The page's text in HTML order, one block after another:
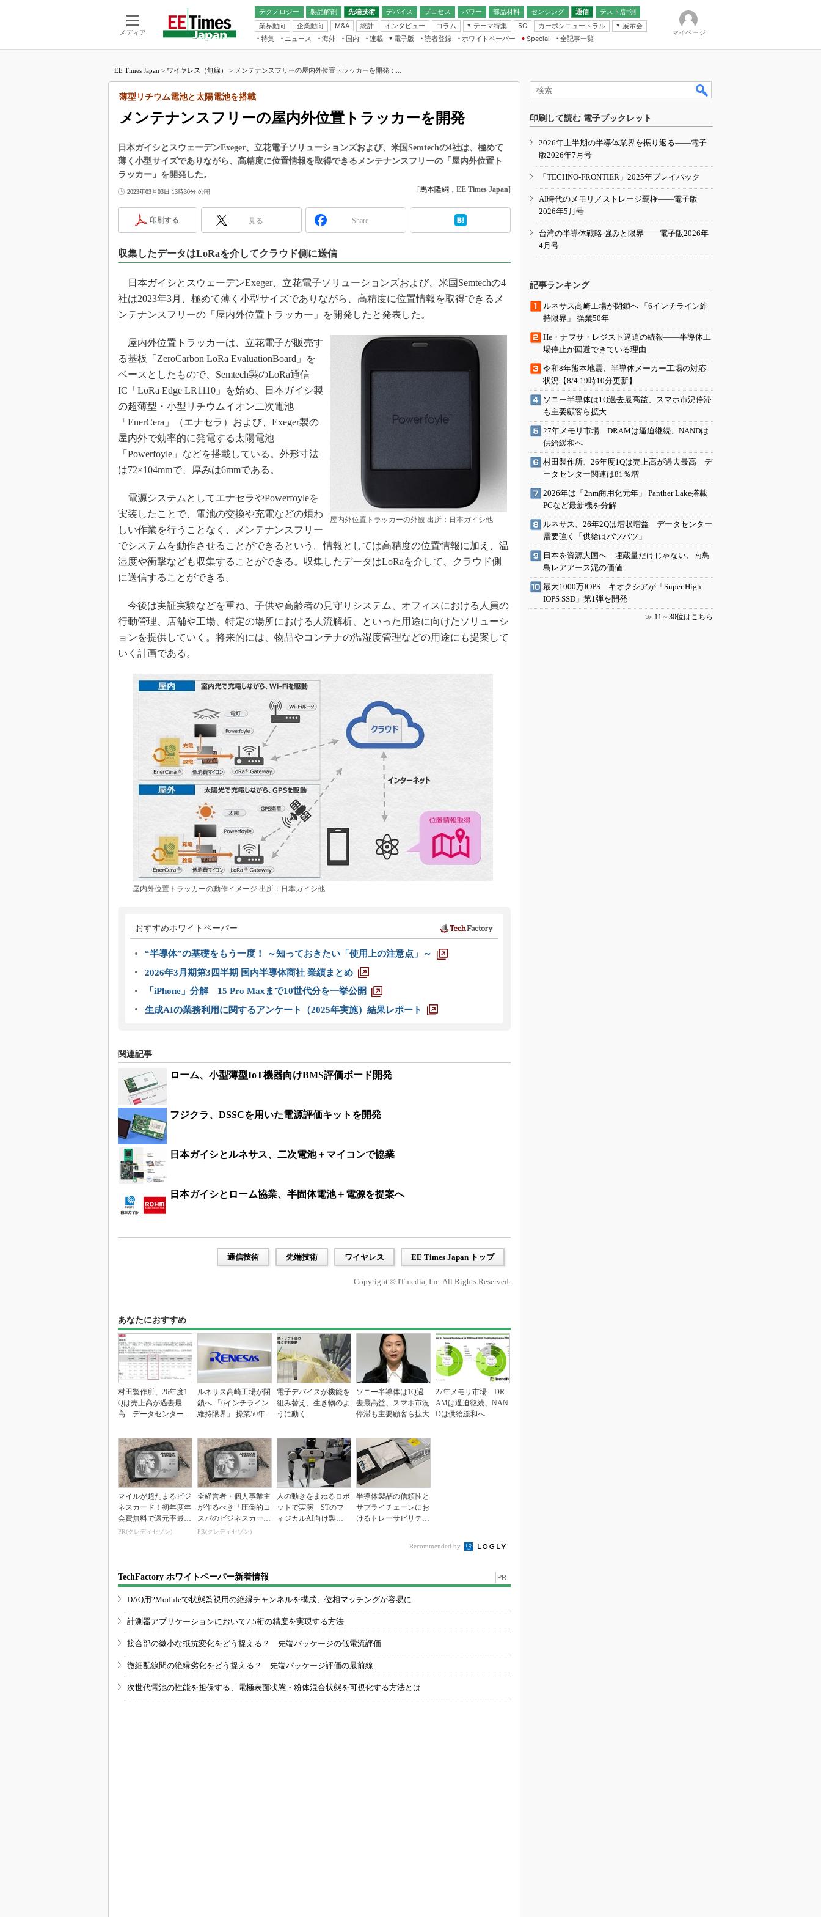
メディア
テクノロジー 製品解剖
先端技術
電池／エネルギー
デバイス
アナログ
マイコン
プロセス パワー 部品材料 センシング
通信
無線
テスト/計測
業界動向
企業動向 M&A 統計 インタビュー コラム
テーマ特集
フィジカルAI
読者調査（EE Times Research）
エレクトロニクス入門（EDN
5G カーボンニュートラル
展示会
IoT・エッジコンピューティング
EXPO
TECHNO-FRONTIER
人とくるま展
特集 ニュース 海外 国内
連載
福田昭のデバイス通信
湯之上隆のナノフォーカス
大山聡の業界スコープ
リタイア直前エンジニアの社会人大
学漂流記
この10年で起こったこと、次の10年
製品分解で探るアジアの新トレンド
光伝送技術を知る
“異端児エンジニア”が仕掛けた社内
改革、執念の180日
JASA発IoT通信
IHSアナリスト「未来展望」
ための新行動論
電子版
電子ブックレット
読者登録 ホワイトペーパー
Special
全記事一覧
マイページ
EE Times Japan > ワイヤレス（無線） > メンテナンスフリーの屋内外位置トラッカーを開発：...
メンテナンスフリーの屋内外位置トラッカーを開発
薄型リチウム電池と太陽電池を搭載
日本ガイシとスウェーデンExeger、立花電子ソリューションズおよび、米国Semtechの4社は、極めて
薄く小型サイズでありながら、高精度に位置情報を取得できるメンテナンスフリーの「屋内外位置ト
ラッカー」を開発した。
2023年03月03日 13時30分 公開 [馬本隆綱 ， EE Times Japan]
印刷する 見る Share
収集したデータはLoRaを介してクラウド側に送信
日本ガイシとスウェーデンExeger、立花電子ソリューションズおよび、米国Semtechの4
社は2023年3月、極めて薄く小型サイズでありながら、高精度に位置情報を取得できるメ
ンテナンスフリーの「屋内外位置トラッカー」を開発したと発表した。
屋内外位置トラッカーの外観 出所：日本ガイシ他
屋内外位置トラッカーは、立花電子が販売す
る基板「ZeroCarbon LoRa EvaluationBoard」を
ベースとしたもので、Semtech製のLoRa通信
IC「LoRa Edge LR1110」を始め、日本ガイシ製
の超薄型・小型リチウムイオン二次電池
「EnerCera」（エナセラ）および、Exeger製の
屋内外で効率的に発電する太陽電池
「Powerfoyle」などを搭載している。外形寸法
は72×104mmで、厚みは6mmである。
電源システムとしてエナセラやPowerfoyleを
実装したことで、電池の交換や充電などの煩わ
しい作業を行うことなく、メンテナンスフリー
でシステムを動作させることができるという。情報としては高精度の位置情報に加え、温
湿度や衝撃なども収集することができる。収集したデータはLoRaを介して、クラウド側
に送信することができる。
今後は実証実験などを重ね、子供や高齢者の見守りシステム、オフィスにおける人員の
行動管理、店舗や工場、特定の場所における人流解析、といった用途に向けたソリューシ
ョンを提供していく。将来的には、物品やコンテナの温湿度管理などの用途にも提案して
いく計画である。
屋内外位置トラッカーの動作イメージ 出所：日本ガイシ他
おすすめホワイトペーパー
“半導体”の基礎をもう一度！ ～知っておきたい「使用上の注意点」～
2026年3月期第3四半期 国内半導体商社 業績まとめ
「iPhone」分解 15 Pro Maxまで10世代分を一挙公開
生成AIの業務利用に関するアンケート（2025年実施）結果レポート
関連記事
ローム、小型薄型IoT機器向けBMS評価ボード開発
フジクラ、DSSCを用いた電源評価キットを開発
日本ガイシとルネサス、二次電池＋マイコンで協業
日本ガイシとローム協業、半固体電池＋電源を提案へ
通信技術 先端技術 ワイヤレス EE Times Japan トップ
Copyright © ITmedia, Inc. All Rights Reserved.
あなたにおすすめ
村田製作所、26年度1
Qは売上高が過去最
高 データセンター関
ルネサス高崎工場が閉
鎖へ 「6インチライン
維持限界」 操業50年
電子デバイスが機能を
組み替え、生き物のよ
うに動く
ソニー半導体は1Q過
去最高益、スマホ市況
停滞も主要顧客ら拡大
27年メモリ市場 DR
AMは逼迫継続、NAN
Dは供給緩和へ
マイルが超たまるビジ
ネスカード！初年度年
会費無料で還元率最大
1.125%
PR(クレディセゾン)
全経営者・個人事業主
が作るべき「圧倒的コ
スパのビジネスカー
ド」
PR(クレディセゾン)
人の動きをまねるロボ
ットで実演 STのフ
ィジカルAI向け製品
半導体製品の信頼性と
サプライチェーンにお
けるトレーサビリティ
Recommended by
TechFactory ホワイトペーパー新着情報 PR
DAQ用?Moduleで状態監視用の絶縁チャンネルを構成、位相マッチングが容易に
計測器アプリケーションにおいて7.5桁の精度を実現する方法
接合部の微小な抵抗変化をどう捉える？ 先端パッケージの低電流評価
微細配線間の絶縁劣化をどう捉える？ 先端パッケージ評価の最前線
次世代電池の性能を担保する、電極表面状態・粉体混合状態を可視化する方法とは
印刷して読む 電子ブックレット
2026年上半期の半導体業界を振り返る――電子
版2026年7月号
「TECHNO-FRONTIER」2025年プレイバック
AI時代のメモリ／ストレージ覇権――電子版
2026年5月号
台湾の半導体戦略 強みと限界――電子版2026年
4月号
記事ランキング
ルネサス高崎工場が閉鎖へ 「6インチライン維
持限界」 操業50年
He・ナフサ・レジスト逼迫の続報――半導体工
場停止が回避できている理由
令和8年熊本地震、半導体メーカー工場の対応
状況【8/4 19時10分更新】
ソニー半導体は1Q過去最高益、スマホ市況停滞
も主要顧客ら拡大
27年メモリ市場 DRAMは逼迫継続、NANDは
供給緩和へ
村田製作所、26年度1Qは売上高が過去最高 デ
ータセンター関連は81％増
2026年は「2nm商用化元年」 Panther Lake搭載
PCなど最新機を分解
ルネサス、26年2Qは増収増益 データセンター
需要強く「供給はパツパツ」
日本を資源大国へ 埋蔵量だけじゃない、南鳥
島レアアース泥の価値
最大1000万IOPS キオクシアが「Super High
IOPS SSD」第1弾を開発
≫ 11～30位はこちら